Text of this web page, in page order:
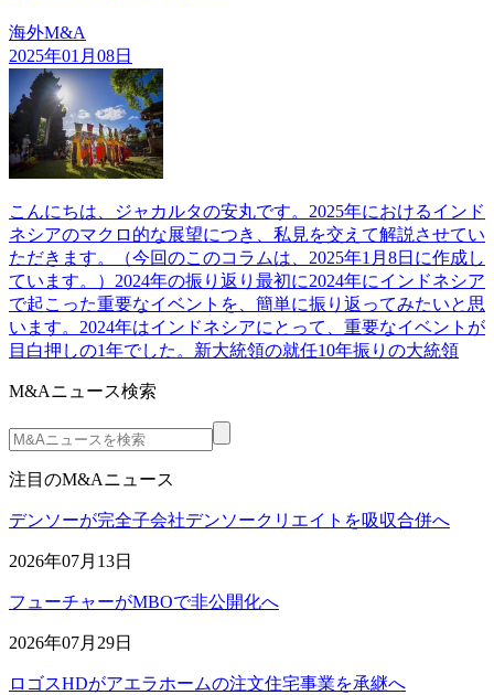
海外M&A
2025年01月08日
こんにちは、ジャカルタの安丸です。2025年におけるインド
ネシアのマクロ的な展望につき、私見を交えて解説させてい
ただきます。（今回のこのコラムは、2025年1月8日に作成し
ています。）2024年の振り返り最初に2024年にインドネシア
で起こった重要なイベントを、簡単に振り返ってみたいと思
います。2024年はインドネシアにとって、重要なイベントが
目白押しの1年でした。新大統領の就任10年振りの大統領
M&Aニュース検索
注目のM&Aニュース
デンソーが完全子会社デンソークリエイトを吸収合併へ
2026年07月13日
フューチャーがMBOで非公開化へ
2026年07月29日
ロゴスHDがアエラホームの注文住宅事業を承継へ